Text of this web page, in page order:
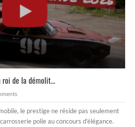
de la démolit...
le prestige ne réside pas seulement
polie au concours d’élégance.